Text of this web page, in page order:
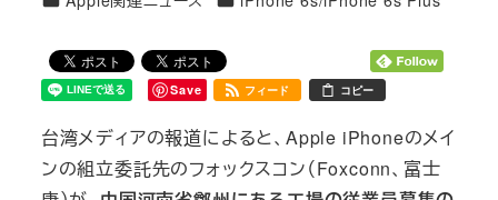
Save フィード コピー
台湾メディアの報道によると、Apple iPhoneのメイ
ンの組立委託先のフォックスコン（Foxconn、富士